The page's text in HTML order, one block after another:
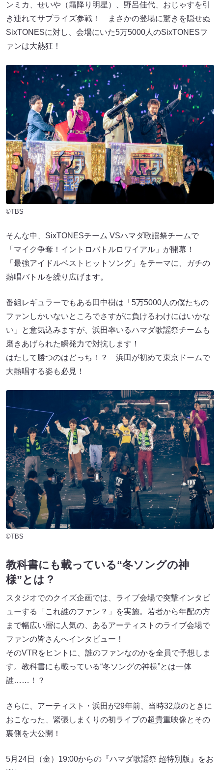
ンミカ、せいや（霜降り明星）、野呂佳代、おじゃすを引
き連れてサプライズ参戦！ まさかの登場に驚きを隠せぬ
SixTONESに対し、会場にいた5万5000人のSixTONESフ
ァンは大熱狂！
©TBS
そんな中、SixTONESチーム VSハマダ歌謡祭チームで
「マイク争奪！イントロバトルロワイアル」が開幕！
「最強アイドルベストヒットソング」をテーマに、ガチの
熱唱バトルを繰り広げます。
番組レギュラーでもある田中樹は「5万5000人の僕たちの
ファンしかいないところでさすがに負けるわけにはいかな
い」と意気込みますが、浜田率いるハマダ歌謡祭チームも
磨きあげられた瞬発力で対抗します！
はたして勝つのはどっち！？ 浜田が初めて東京ドームで
大熱唱する姿も必見！
©TBS
教科書にも載っている“冬ソングの神
様”とは？
スタジオでのクイズ企画では、ライブ会場で突撃インタビ
ューする「これ誰のファン？」を実施。若者から年配の方
まで幅広い層に人気の、あるアーティストのライブ会場で
ファンの皆さんへインタビュー！
そのVTRをヒントに、誰のファンなのかを全員で予想しま
す。教科書にも載っている“冬ソングの神様”とは一体
誰……！？
さらに、アーティスト・浜田が29年前、当時32歳のときに
おこなった、緊張しまくりの初ライブの超貴重映像とその
裏側を大公開！
5月24日（金）19:00からの『ハマダ歌謡祭 超特別版』をお